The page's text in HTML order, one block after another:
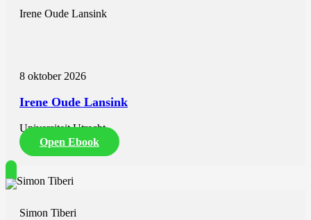
Irene Oude Lansink
8 oktober 2026
Irene Oude Lansink
Universiteit Utrecht
Open Ebook
Simon Tiberi